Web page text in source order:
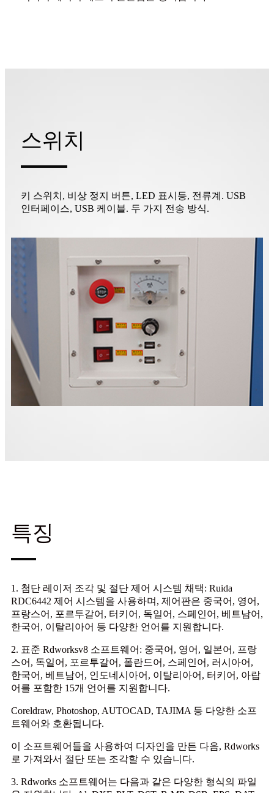
스위치
키 스위치, 비상 정지 버튼, LED 표시등, 전류계. USB
인터페이스, USB 케이블. 두 가지 전송 방식.
특징
1. 첨단 레이저 조각 및 절단 제어 시스템 채택: Ruida
RDC6442 제어 시스템을 사용하며, 제어판은 중국어, 영어,
프랑스어, 포르투갈어, 터키어, 독일어, 스페인어, 베트남어,
한국어, 이탈리아어 등 다양한 언어를 지원합니다.
2. 표준 Rdworksv8 소프트웨어: 중국어, 영어, 일본어, 프랑
스어, 독일어, 포르투갈어, 폴란드어, 스페인어, 러시아어,
한국어, 베트남어, 인도네시아어, 이탈리아어, 터키어, 아랍
어를 포함한 15개 언어를 지원합니다.
Coreldraw, Photoshop, AUTOCAD, TAJIMA 등 다양한 소프
트웨어와 호환됩니다.
이 소프트웨어들을 사용하여 디자인을 만든 다음, Rdworks
로 가져와서 절단 또는 조각할 수 있습니다.
3. Rdworks 소프트웨어는 다음과 같은 다양한 형식의 파일